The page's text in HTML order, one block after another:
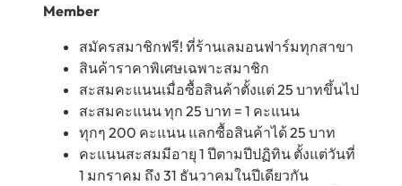
Member
สมัครสมาชิกฟรี! ที่ร้านเลมอนฟาร์มทุกสาขา
สินค้าราคาพิเศษเฉพาะสมาชิก
สะสมคะแนนเมื่อซื้อสินค้าตั้งแต่ 25 บาทขึ้นไป
สะสมคะแนน ทุก 25 บาท = 1 คะแนน
ทุกๆ 200 คะแนน แลกซื้อสินค้าได้ 25 บาท
คะแนนสะสมมีอายุ 1 ปีตามปีปฏิทิน ตั้งแต่วันที่
1 มกราคม ถึง 31 ธันวาคมในปีเดียวกัน